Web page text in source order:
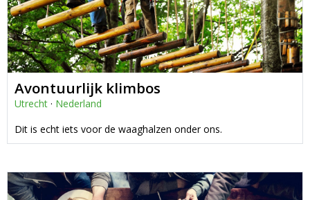
Avontuurlijk klimbos
Utrecht · Nederland
Dit is echt iets voor de waaghalzen onder ons.